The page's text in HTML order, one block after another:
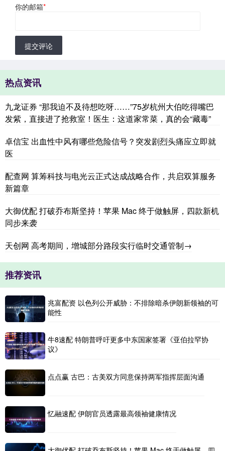
你的邮箱*
提交评论
热点资讯
九龙证券 “那我迫不及待想吃呀……”75岁杭州大伯吃得嘴巴
发紫，直接进了抢救室！医生：这道家常菜，真的会“藏毒”
卓信宝 出血性中风有哪些危险信号？突发剧烈头痛应立即就
医
配查网 算筹科技与电光云正式达成战略合作，共启双算服务
新篇章
大御优配 打破乔布斯坚持！苹果 Mac 终于做触屏，四款新机
同步来袭
天创网 高考期间，增城部分路段实行临时交通管制→
推荐资讯
兆富配资 以色列公开威胁：不排除暗杀伊朗新领袖的可
能性
牛8速配 特朗普呼吁更多中东国家签署《亚伯拉罕协
议》
点点赢 古巴：古美双方同意保持两军指挥层面沟通
忆融速配 伊朗官员透露最高领袖健康情况